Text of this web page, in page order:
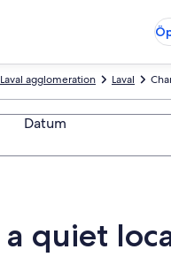
Laval
Laval agglomeration
Datum
quiet